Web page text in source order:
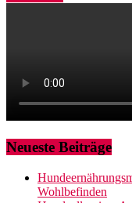
Neueste Beiträge
Wohlbefinden